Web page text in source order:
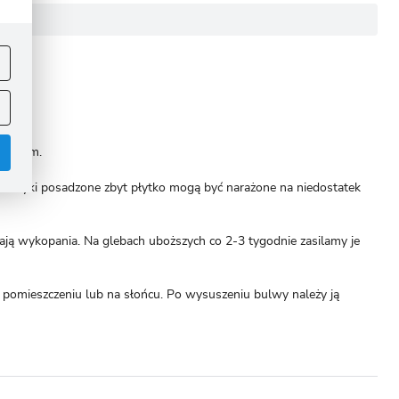
posadzone zbyt płytko mogą być narażone na niedostatek
wykopania. Na glebach uboższych co 2-3 tygodnie zasilamy je
lub na słońcu. Po wysuszeniu bulwy należy ją